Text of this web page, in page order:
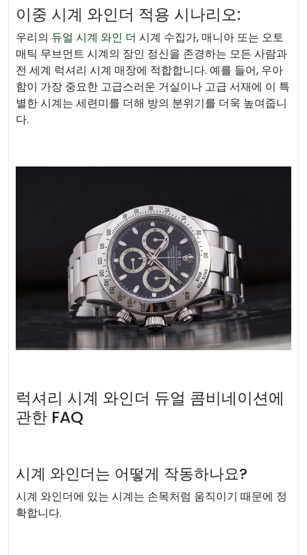
이중 시계 와인더 적용 시나리오:
우리의 듀얼 시계 와인 더 시계 수집가, 매니아 또는 오토
매틱 무브먼트 시계의 장인 정신을 존경하는 모든 사람과
전 세계 럭셔리 시계 매장에 적합합니다. 예를 들어, 우아
함이 가장 중요한 고급스러운 거실이나 고급 서재에 이 특
별한 시계는 세련미를 더해 방의 분위기를 더욱 높여줍니
다.
럭셔리 시계 와인더 듀얼 콤비네이션에
관한 FAQ
시계 와인더는 어떻게 작동하나요?
시계 와인더에 있는 시계는 손목처럼 움직이기 때문에 정
확합니다.